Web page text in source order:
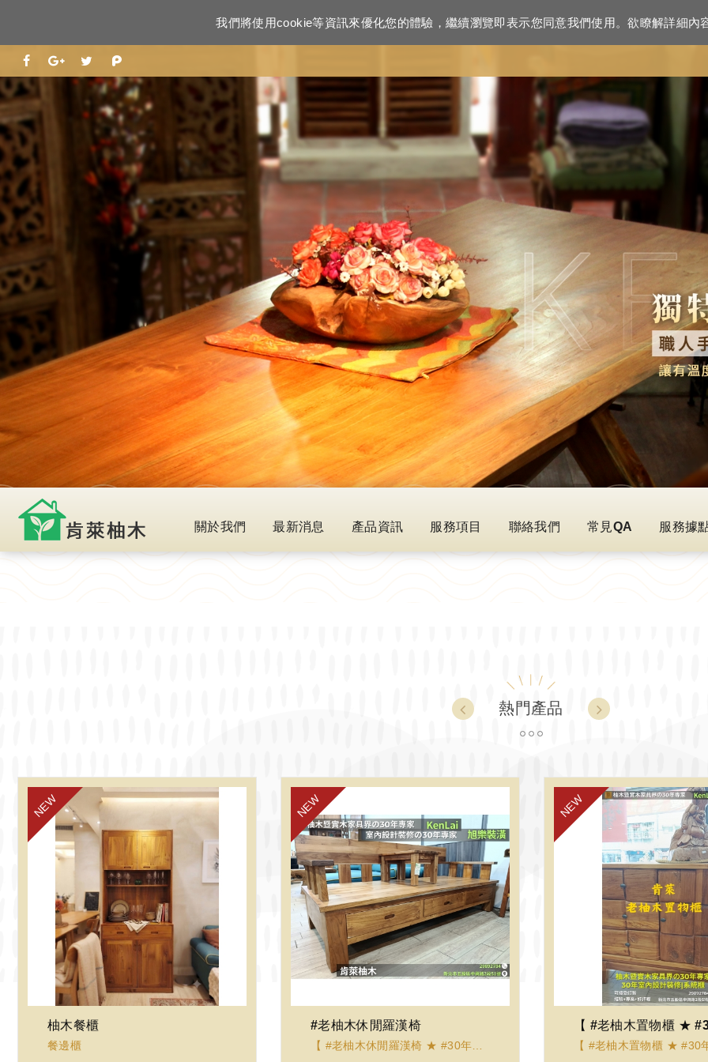
我們將使用cookie等資訊來優化您的體驗，繼續瀏覽即表示您同意我們使用。欲瞭解詳細內
關於我們 最新消息 產品資訊 服務項目 聯絡我們 常見QA 服務據
熱門產品
柚木餐櫃
餐邊櫃
#老柚木休閒羅漢椅
VIEW VIEW